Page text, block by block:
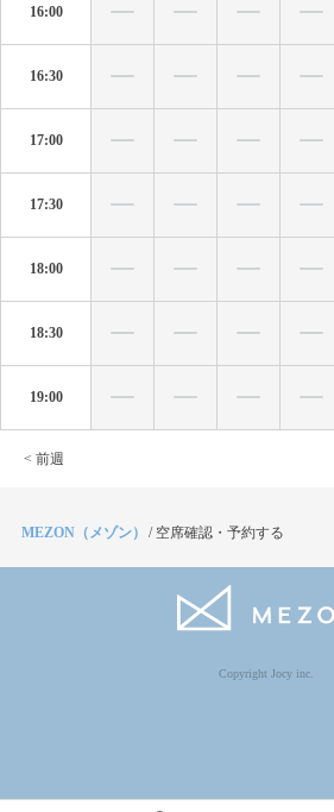
16:00
16:30
17:00
17:30
18:00
18:30
19:00
< 前週
MEZON（メゾン） / 空席確認・予約する
Copyright Jocy inc.